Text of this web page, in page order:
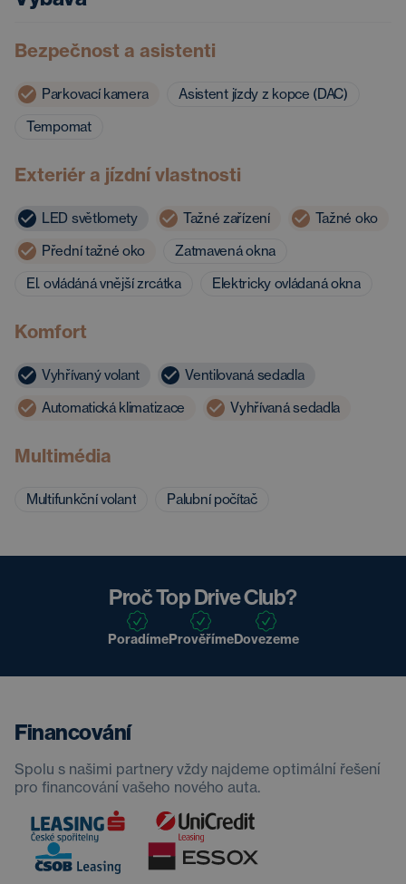
Bezpečnost a asistenti
Parkovací kamera
Asistent jízdy z kopce (DAC)
Tempomat
Exteriér a jízdní vlastnosti
LED světlomety Tažné zařízení
Tažné oko
Přední tažné oko
Zatmavená okna
El. ovládáná vnější zrcátka
Elektricky ovládaná okna
Komfort
Vyhřívaný volant
Ventilovaná sedadla
Automatická klimatizace
Vyhřívaná sedadla
Multimédia
Multifunkční volant Palubní počítač
Proč Top Drive Club?
PoradímePrověřímeDovezeme
Financování
Spolu s našimi partnery vždy najdeme optimální řešení
pro financování vašeho nového auta.